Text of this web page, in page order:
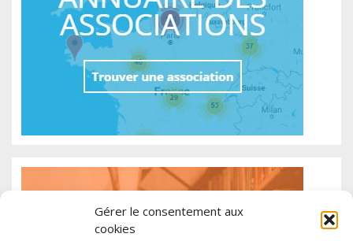
Gérer le consentement aux
cookies